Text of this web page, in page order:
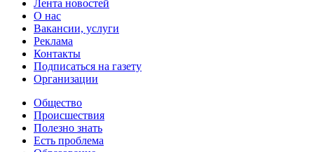
Лента новостей
О нас
Вакансии, услуги
Реклама
Контакты
Подписаться на газету
Организации
Общество
Происшествия
Полезно знать
Есть проблема